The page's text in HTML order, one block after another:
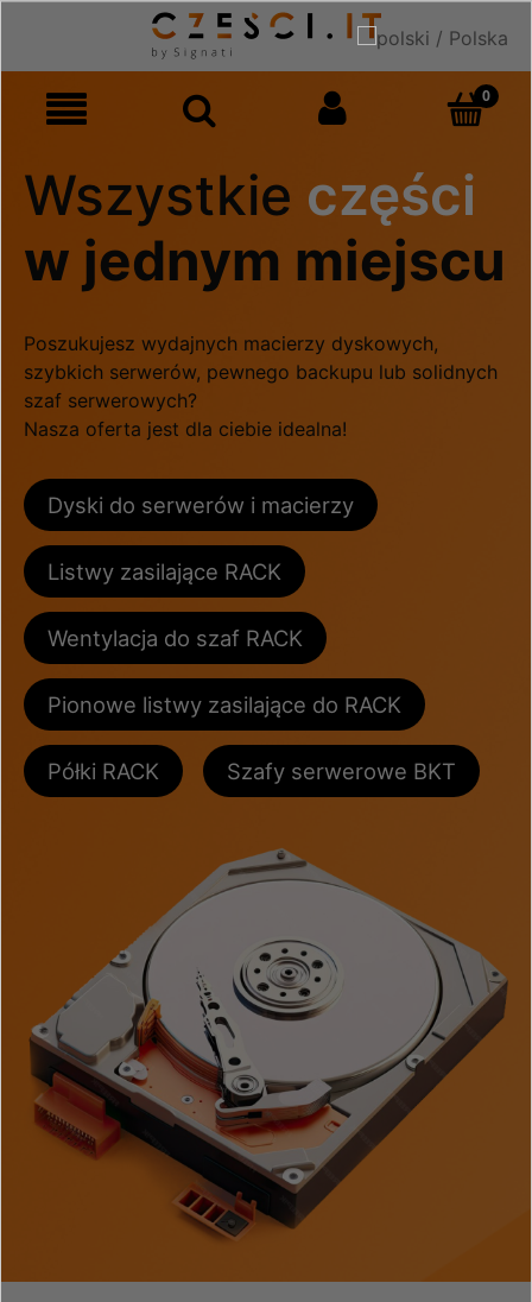
Wszystkie części
w jednym miejscu
Poszukujesz wydajnych macierzy dyskowych,
szybkich serwerów, pewnego backupu lub solidnych
szaf serwerowych?
Nasza oferta jest dla ciebie idealna!
Dyski do serwerów i macierzy
Listwy zasilające RACK
Wentylacja do szaf RACK
Pionowe listwy zasilające do RACK
Półki RACK Szafy serwerowe BKT